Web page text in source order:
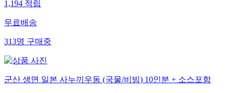
1,194적립
무료배송
313명구매중
군산 생면 일본 사누끼우동 (국물/비빔) 10인분 + 소스포함